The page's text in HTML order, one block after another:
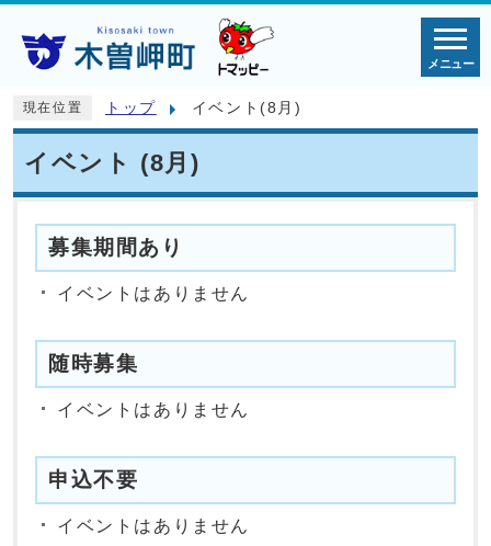
メニュー
現在位置 トップ イベント(8月)
イベント (8月)
募集期間あり
イベントはありません
随時募集
イベントはありません
申込不要
イベントはありません